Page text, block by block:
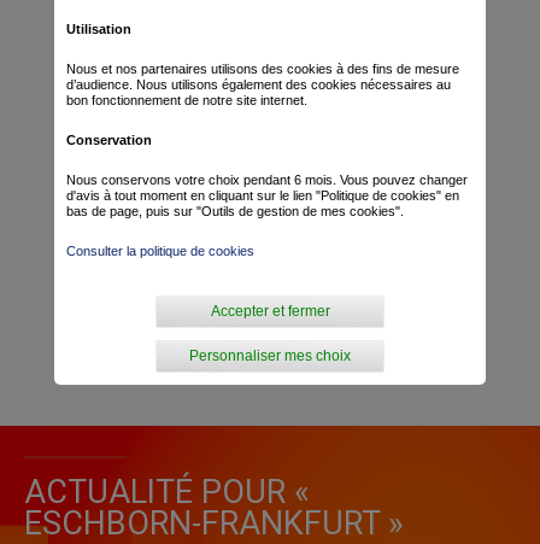
ACTUALITÉ POUR «
ESCHBORN-FRANKFURT »
Utilisation
Nous et nos partenaires utilisons des cookies à des fins de mesure
d’audience. Nous utilisons également des cookies nécessaires au
bon fonctionnement de notre site internet.
Conservation
Nous conservons votre choix pendant 6 mois. Vous pouvez changer
d'avis à tout moment en cliquant sur le lien "Politique de cookies" en
bas de page, puis sur "Outils de gestion de mes cookies".
Consulter la politique de cookies
Personnaliser mes choix
Accepter et fermer